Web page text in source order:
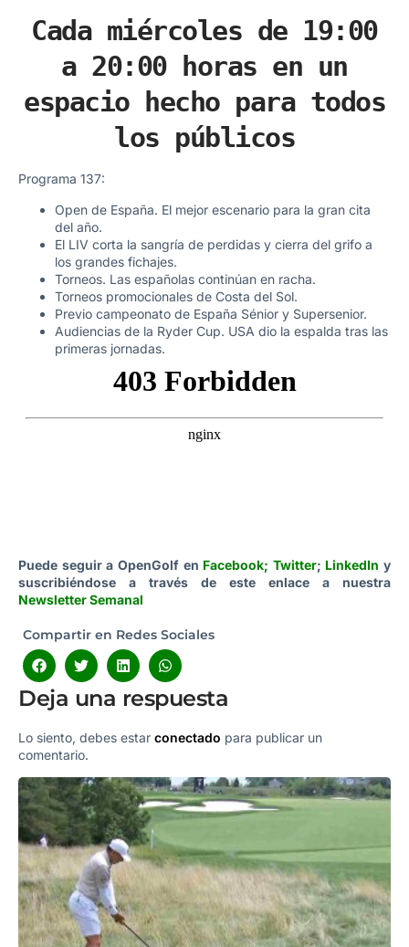
Cada miércoles de 19:00
a 20:00 horas en un
espacio hecho para todos
los públicos
Programa 137:
Open de España. El mejor escenario para la gran cita
del año.
El LIV corta la sangría de perdidas y cierra del grifo a
los grandes fichajes.
Torneos. Las españolas continúan en racha.
Torneos promocionales de Costa del Sol.
Previo campeonato de España Sénior y Supersenior.
Audiencias de la Ryder Cup. USA dio la espalda tras las
primeras jornadas.
Puede seguir a OpenGolf en Facebook; Twitter; LinkedIn y
suscribiéndose a través de este enlace a nuestra
Newsletter Semanal
Compartir en Redes Sociales
Deja una respuesta
Lo siento, debes estar conectado para publicar un
comentario.